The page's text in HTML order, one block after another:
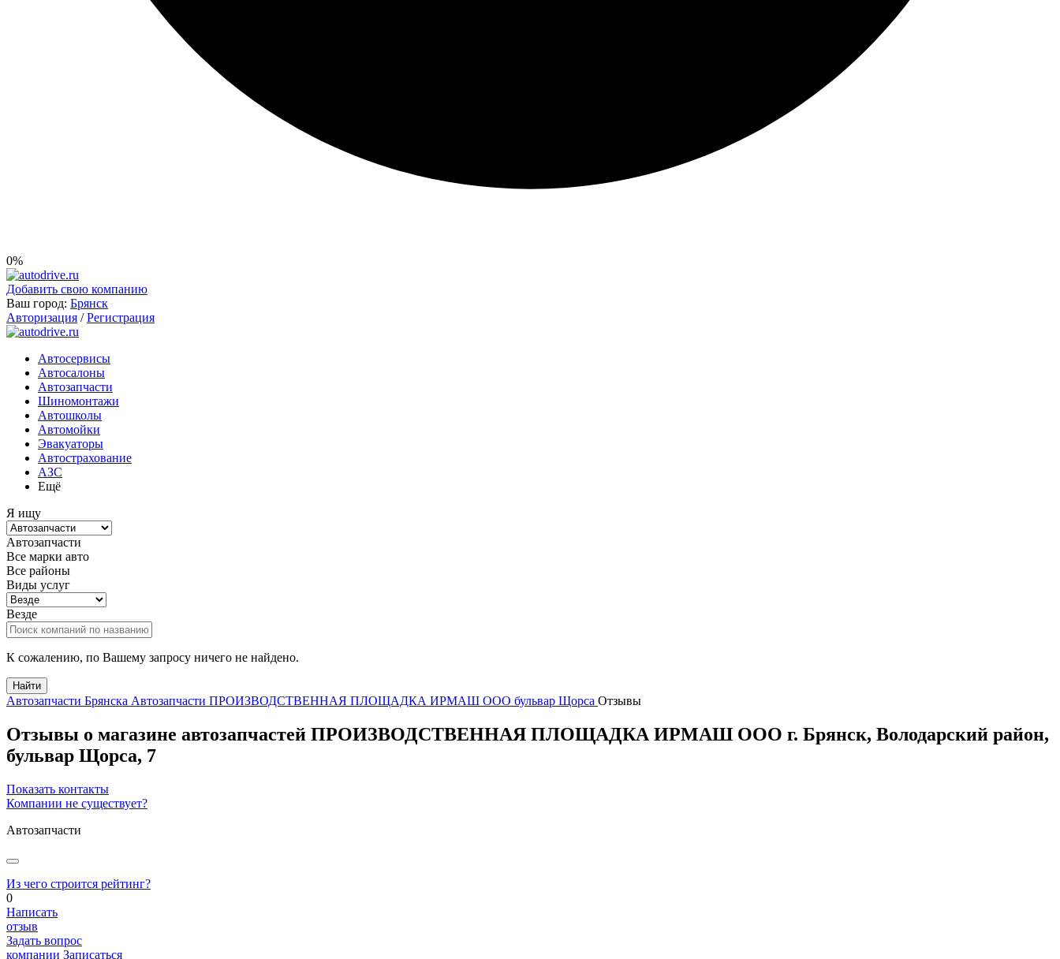
0%
Добавить свою компанию
Ваш город: Брянск
Авторизация / Регистрация
Автосервисы
Автосалоны
Автозапчасти
Шиномонтажи
Автошколы
Автомойки
Эвакуаторы
Автострахование
АЗС
Ещё
Я ищу
Автозапчасти
Все марки авто
Все районы
Виды услуг
Везде
К сожалению, по Вашему запросу ничего не найдено.
Найти
Автозапчасти Брянска Автозапчасти ПРОИЗВОДСТВЕННАЯ ПЛОЩАДКА ИРМАШ ООО бульвар Щорса Отзывы
Отзывы о магазине автозапчастей ПРОИЗВОДСТВЕННАЯ ПЛОЩАДКА ИРМАШ ООО г. Брянск, Володарский район,
бульвар Щорса, 7
Показать контакты
Компании не существует?
Автозапчасти
Из чего строится рейтинг?
0
Написать
отзыв
Задать вопрос
компании Записаться